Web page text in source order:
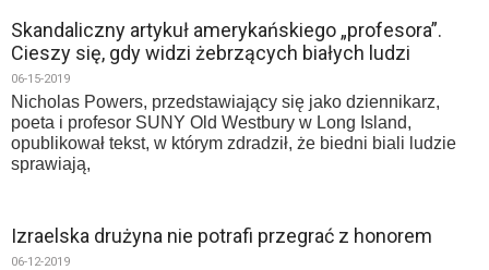
Skandaliczny artykuł amerykańskiego „profesora”.
Cieszy się, gdy widzi żebrzących białych ludzi
06-15-2019
Nicholas Powers, przedstawiający się jako dziennikarz,
poeta i profesor SUNY Old Westbury w Long Island,
opublikował tekst, w którym zdradził, że biedni biali ludzie
sprawiają,
Izraelska drużyna nie potrafi przegrać z honorem
06-12-2019